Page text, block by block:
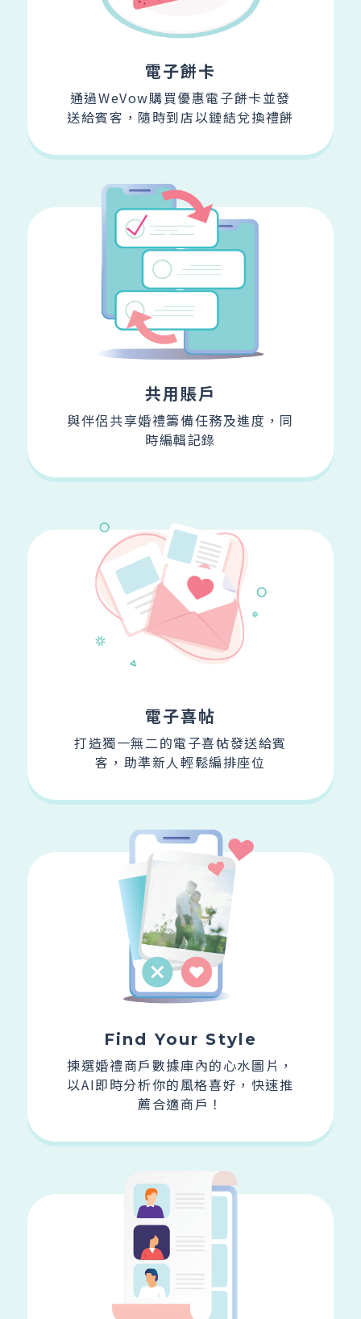
電子餅卡
通過WeVow購買優惠電子餅卡並發
送給賓客，隨時到店以鏈結兌換禮餅
共用賬戶
與伴侶共享婚禮籌備任務及進度， 同
時編輯記錄
電子喜帖
打造獨一無二的電子喜帖發送給賓
客，助準新人輕鬆編排座位
Find Your Style
揀選婚禮商戶數據庫內的心水圖片，
以AI即時分析你的風格喜好，快速推
薦合適商戶！